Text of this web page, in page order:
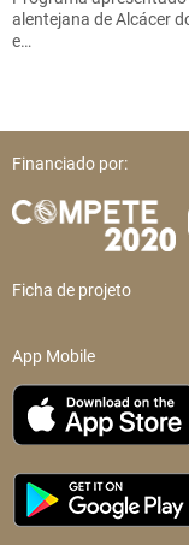
alentejana de Alcácer
e…
Financiado por:
Ficha de projeto
App Mobile